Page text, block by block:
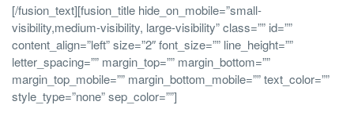
[/fusion_text][fusion_title hide_on_mobile=”small-
visibility,medium-visibility, large-visibility” class=”” id=””
content_align=”left” size=”2″ font_size=”” line_height=””
letter_spacing=”” margin_top=”” margin_bottom=””
margin_top_mobile=”” margin_bottom_mobile=”” text_color=””
style_type=”none” sep_color=””]